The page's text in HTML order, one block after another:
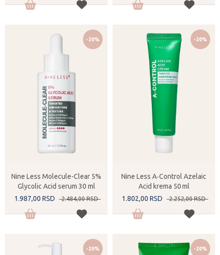
-20%
Nine Less Molecule-Clear 5%
Glycolic Acid serum 30 ml
1.987,00 RSD 2.484,00 RSD
-20%
Nine Less A‑Control Azelaic
Acid krema 50 ml
1.802,00 RSD 2.252,00 RSD
-20% -20%